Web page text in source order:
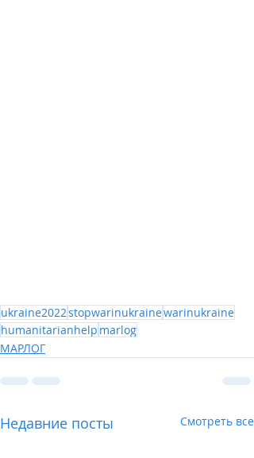
ukraine2022stopwarinukrainewarinukraine
humanitarianhelp marlog
МАРЛОГ
Недавние посты Смотреть все